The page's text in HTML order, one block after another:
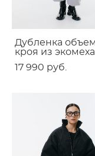
Дубленка
кроя из экомеха
17 990 pуб.